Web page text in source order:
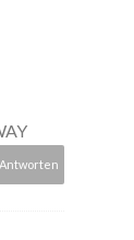
Antworten